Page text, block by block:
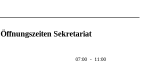
Öffnungszeiten Sekretariat
07:00 - 11:00